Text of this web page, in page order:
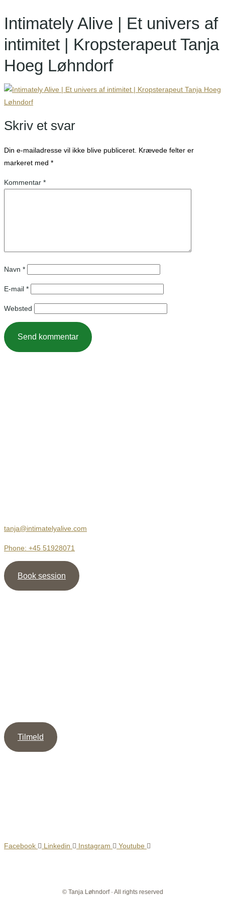
Intimately Alive | Et univers af
intimitet | Kropsterapeut Tanja
Hoeg Løhndorf
Skriv et svar
Din e-mailadresse vil ikke blive publiceret. Krævede felter er
markeret med *
Kommentar *
Navn *
E-mail *
Websted
tanja@intimatelyalive.com
Phone: +45 51928071
Book session
Tilmeld
Facebook Linkedin Instagram Youtube
© Tanja Løhndorf · All rights reserved